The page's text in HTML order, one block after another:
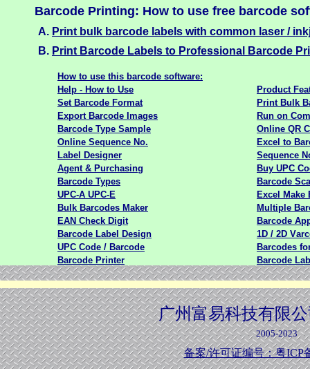
Barcode Printing: How to use free barcode
A. Print bulk barcode labels with common laser /
B. Print Barcode Labels to Professional Barcode
How to use this barcode software:
Help - How to Use
Product
Set Barcode Format
Print Bulk
Export Barcode Images
Run on
Barcode Type Sample
Online QR
Online Sequence No.
Excel to B
Label Designer
Sequence
Agent & Purchasing
Buy UPC
Barcode Types
Barcode
UPC-A UPC-E Excel Make
Bulk Barcodes Maker Multiple B
EAN Check Digit
Barcode A
Barcode Label Design 1D / 2D V
UPC Code / Barcode
Barcodes
Barcode Printer Barcode L
广州富易科技有限
2005-2023
备案/许可证编号：粤ICP